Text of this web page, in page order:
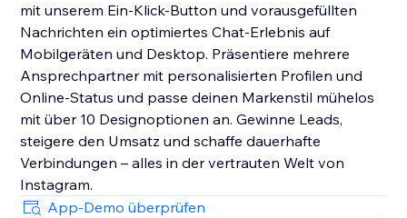
mit unserem Ein-Klick-Button und vorausgefüllten
Nachrichten ein optimiertes Chat-Erlebnis auf
Mobilgeräten und Desktop. Präsentiere mehrere
Ansprechpartner mit personalisierten Profilen und
Online-Status und passe deinen Markenstil mühelos
mit über 10 Designoptionen an. Gewinne Leads,
steigere den Umsatz und schaffe dauerhafte
Verbindungen – alles in der vertrauten Welt von
Instagram.
App-Demo überprüfen